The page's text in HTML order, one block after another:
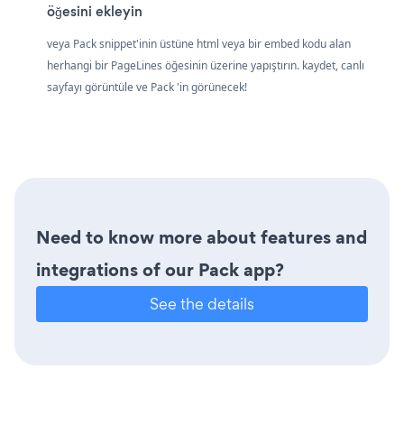
öğesini ekleyin
veya Pack snippet'inin üstüne html veya bir embed kodu alan
herhangi bir PageLines öğesinin üzerine yapıştırın. kaydet, canlı
sayfayı görüntüle ve Pack 'in görünecek!
Need to know more about features and
integrations of our Pack app?
See the details